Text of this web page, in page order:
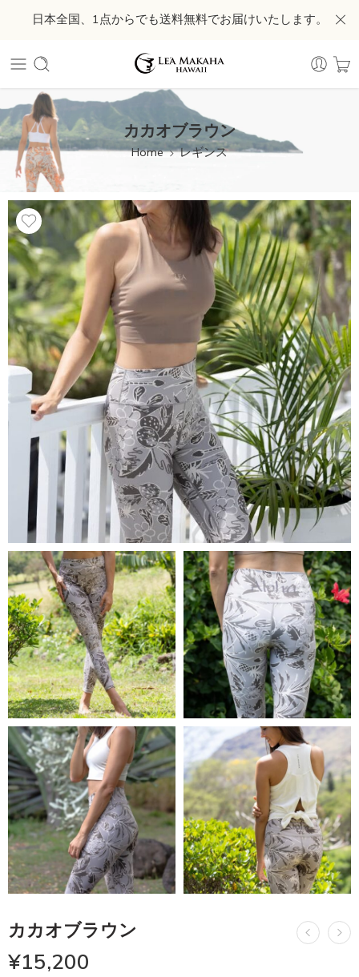
日本全国、1点からでも送料無料でお届けいたします。
カカオブラウン
Home レギンス
カカオブラウン
¥15,200